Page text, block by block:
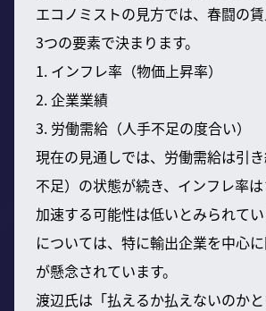
エコノミストの見方では、春闘の
3つの要素で決まります。
1. インフレ率（物価上昇率）
2. 企業業績
3. 労働需給（人手不足の度合い）
現在の見通しでは、労働需給は引
不足）の状態が続き、インフレ率
加速する可能性は低いとみられて
については、特に輸出企業を中心
が懸念されています。
渡辺氏は「払えるか払えないのか